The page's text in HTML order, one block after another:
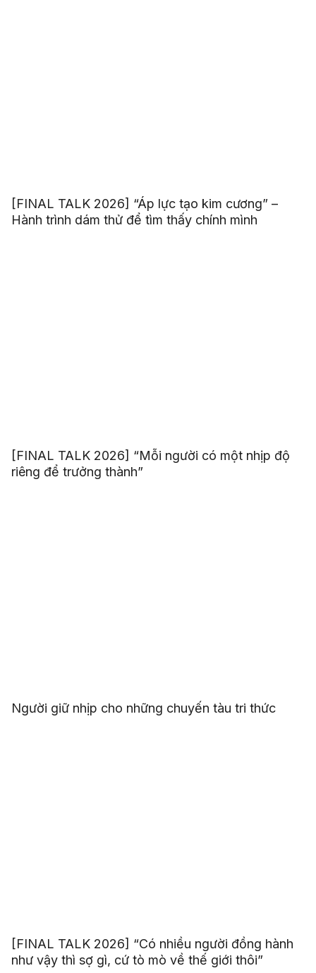
[FINAL TALK 2026] “Áp lực tạo kim cương” –
Hành trình dám thử để tìm thấy chính mình
[FINAL TALK 2026] “Mỗi người có một nhịp độ
riêng để trưởng thành”
Người giữ nhịp cho những chuyến tàu tri thức
[FINAL TALK 2026] “Có nhiều người đồng hành
như vậy thì sợ gì, cứ tò mò về thế giới thôi”